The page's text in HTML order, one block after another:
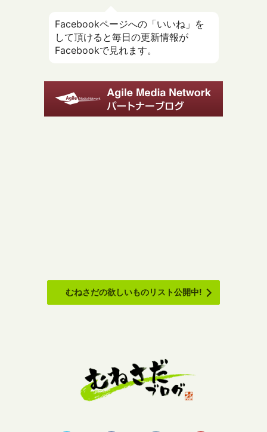
Facebookページへの「いいね」を
して頂けると毎日の更新情報が
Facebookで見れます。
むねさだの欲しいものリスト公開中!